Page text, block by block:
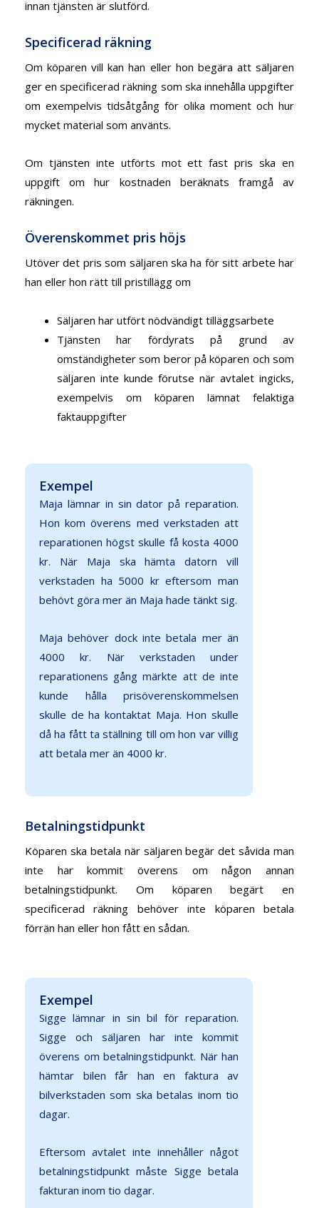
innan tjänsten är slutförd.
Specificerad räkning
Om köparen vill kan han eller hon begära att säljaren
ger en specificerad räkning som ska innehålla uppgifter
om exempelvis tidsåtgång för olika moment och hur
mycket material som använts.
Om tjänsten inte utförts mot ett fast pris ska en
uppgift om hur kostnaden beräknats framgå av
räkningen.
Överenskommet pris höjs
Utöver det pris som säljaren ska ha för sitt arbete har
han eller hon rätt till pristillägg om
Säljaren har utfört nödvändigt tilläggsarbete
Tjänsten har fördyrats på grund av
omständigheter som beror på köparen och som
säljaren inte kunde förutse när avtalet ingicks,
exempelvis om köparen lämnat felaktiga
faktauppgifter
Exempel
Maja lämnar in sin dator på reparation.
Hon kom överens med verkstaden att
reparationen högst skulle få kosta 4000
kr. När Maja ska hämta datorn vill
verkstaden ha 5000 kr eftersom man
behövt göra mer än Maja hade tänkt sig.
Maja behöver dock inte betala mer än
4000 kr. När verkstaden under
reparationens gång märkte att de inte
kunde hålla prisöverenskommelsen
skulle de ha kontaktat Maja. Hon skulle
då ha fått ta ställning till om hon var villig
att betala mer än 4000 kr.
Betalningstidpunkt
Köparen ska betala när säljaren begär det såvida man
inte har kommit överens om någon annan
betalningstidpunkt. Om köparen begärt en
specificerad räkning behöver inte köparen betala
förrän han eller hon fått en sådan.
Exempel
Sigge lämnar in sin bil för reparation.
Sigge och säljaren har inte kommit
överens om betalningstidpunkt. När han
hämtar bilen får han en faktura av
bilverkstaden som ska betalas inom tio
dagar.
Eftersom avtalet inte innehåller något
betalningstidpunkt måste Sigge betala
fakturan inom tio dagar.